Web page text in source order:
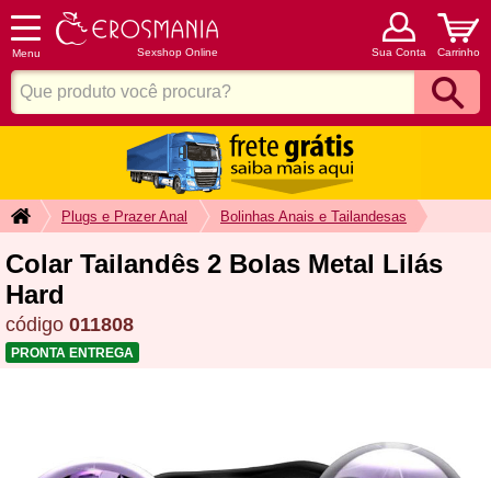
Menu Sexshop Online Sua Conta Carrinho
Plugs e Prazer Anal Bolinhas Anais e Tailandesas
Colar Tailandês 2 Bolas Metal Lilás
Hard
código 011808
PRONTA ENTREGA